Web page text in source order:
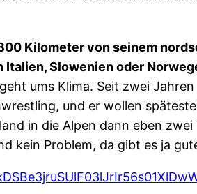
Kilometer von seinem
Slowenien oder
ums Klima. Seit zwei
und er wollen
in die Alpen dann eben
kein Problem, da gibt es ja